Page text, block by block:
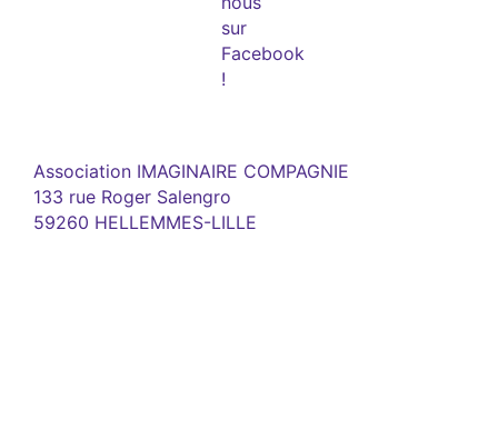
Association IMAGINAIRE COMPAGNIE
133 rue Roger Salengro
59260 HELLEMMES-LILLE